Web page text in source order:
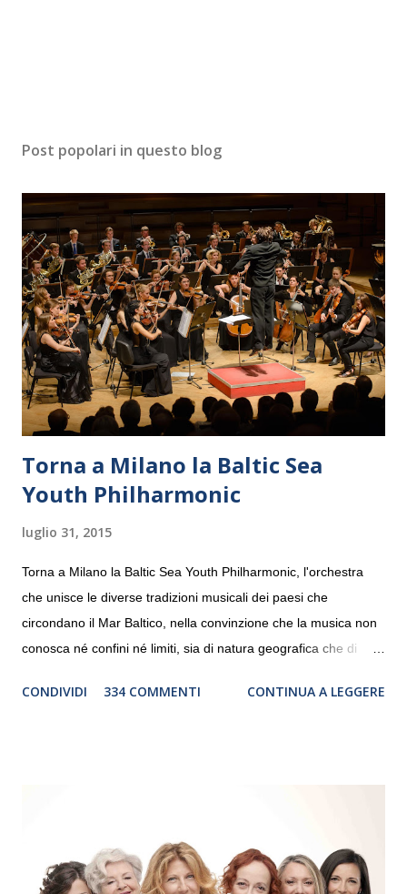
Post popolari in questo blog
Torna a Milano la Baltic Sea
Youth Philharmonic
luglio 31, 2015
Torna a Milano la Baltic Sea Youth Philharmonic, l'orchestra
che unisce le diverse tradizioni musicali dei paesi che
circondano il Mar Baltico, nella convinzione che la musica non
conosca né confini né limiti, sia di natura geografica che di
debutterà il 10 settembre a Heiden, in Germania, e toccherà, in
“Settembre dell’Accademia” dove si esibirà per il secondo anno
consecutivo. Il pubblico milanese avrà il piacere di applaudire i
CONDIVIDI 334 COMMENTI CONTINUA A LEGGERE